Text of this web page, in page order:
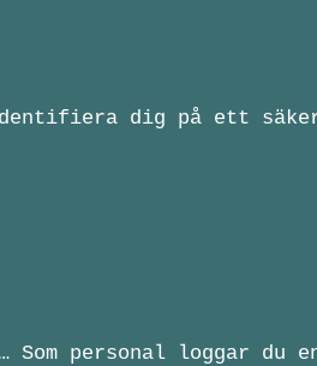
dig på ett
Som personal loggar